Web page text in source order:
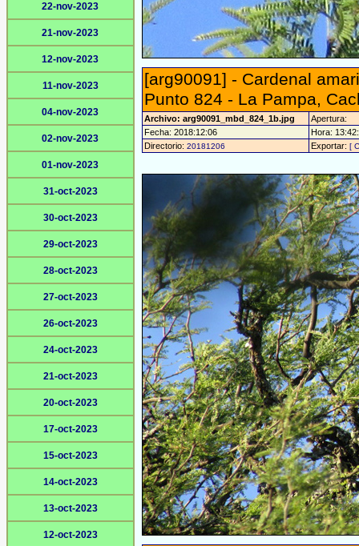
22-nov-2023
21-nov-2023
12-nov-2023
11-nov-2023
04-nov-2023
02-nov-2023
01-nov-2023
31-oct-2023
30-oct-2023
29-oct-2023
28-oct-2023
27-oct-2023
26-oct-2023
24-oct-2023
21-oct-2023
20-oct-2023
17-oct-2023
15-oct-2023
14-oct-2023
13-oct-2023
12-oct-2023
[arg90091] - Cardenal
Punto 824 - La Pampa,
Archivo: arg90091_mbd_824_1b.jpg
Apertura:
Fecha: 2018:12:06
Hora:
Directorio: 20181206 Exportar: [